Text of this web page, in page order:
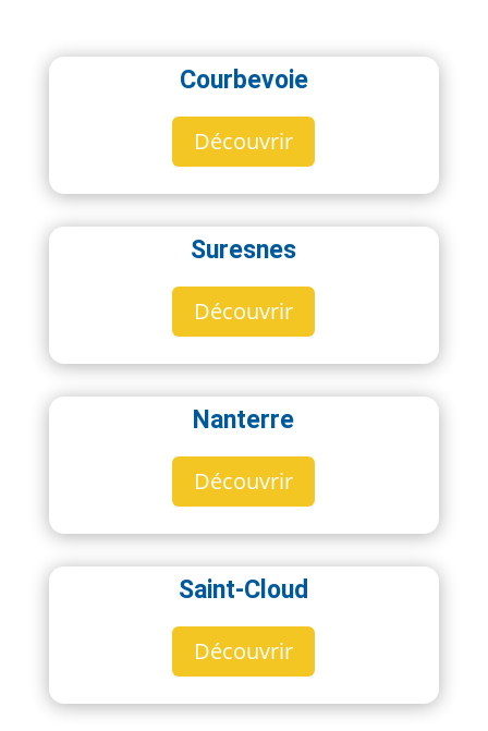
Courbevoie
Découvrir
Suresnes
Découvrir
Nanterre
Découvrir
Saint-Cloud
Découvrir